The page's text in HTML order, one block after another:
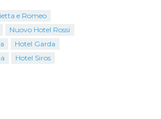
e Romeo
Nuovo Hotel Rossi
Hotel Garda
Hotel Siros